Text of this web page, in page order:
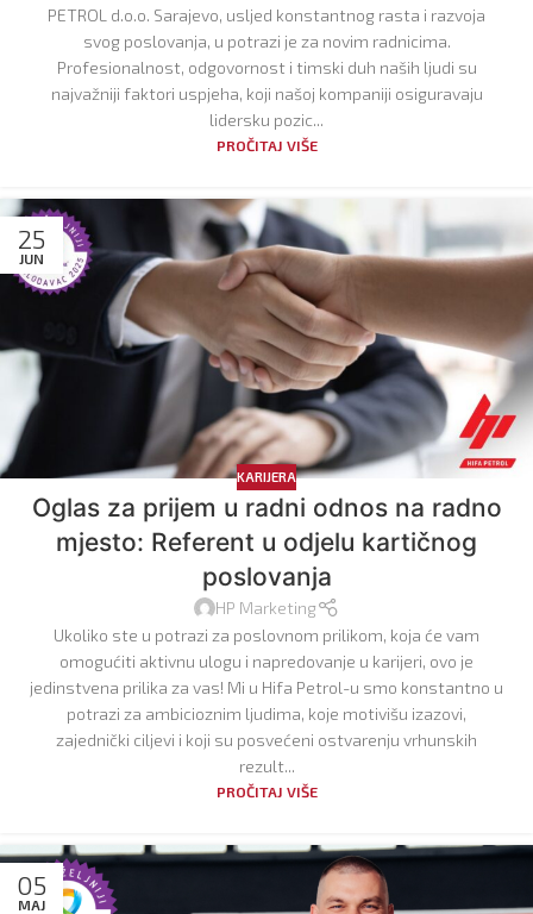
PETROL d.o.o. Sarajevo, usljed konstantnog rasta i razvoja
svog poslovanja, u potrazi je za novim radnicima.
Profesionalnost, odgovornost i timski duh naših ljudi su
najvažniji faktori uspjeha, koji našoj kompaniji osiguravaju
lidersku pozic...
PROČITAJ VIŠE
25
JUN
KARIJERA
Oglas za prijem u radni odnos na radno
mjesto: Referent u odjelu kartičnog
poslovanja
HP Marketing
Ukoliko ste u potrazi za poslovnom prilikom, koja će vam
omogućiti aktivnu ulogu i napredovanje u karijeri, ovo je
jedinstvena prilika za vas! Mi u Hifa Petrol-u smo konstantno u
potrazi za ambicioznim ljudima, koje motivišu izazovi,
zajednički ciljevi i koji su posvećeni ostvarenju vrhunskih
rezult...
PROČITAJ VIŠE
05
MAJ